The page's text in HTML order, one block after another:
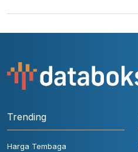
Trending
Harga Tembaga